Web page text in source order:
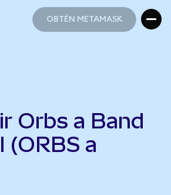
OBTÉN METAMASK
Orbs a Band
(ORBS a